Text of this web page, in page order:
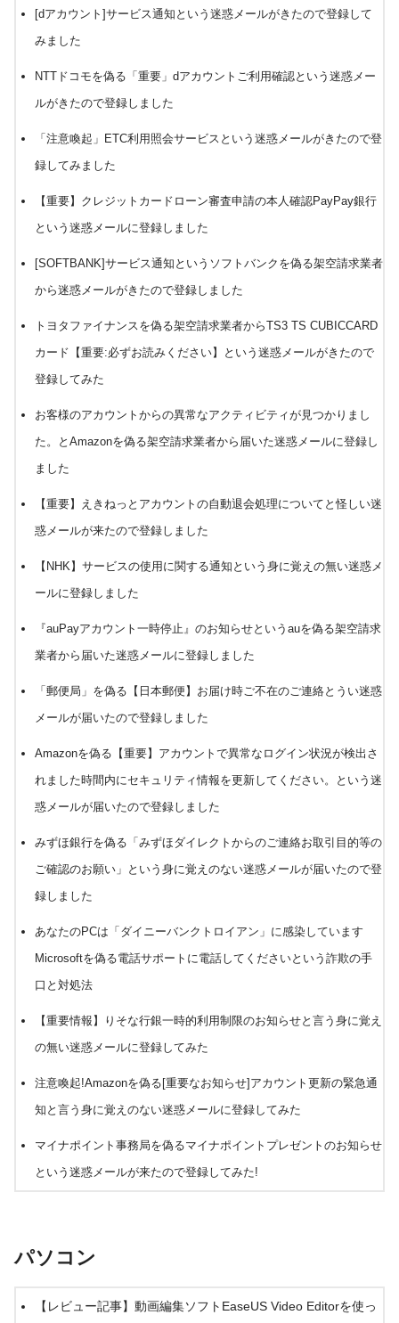
[dアカウント]サービス通知という迷惑メールがきたので登録して
みました
NTTドコモを偽る「重要」dアカウントご利用確認という迷惑メー
ルがきたので登録しました
「注意喚起」ETC利用照会サービスという迷惑メールがきたので登
録してみました
【重要】クレジットカードローン審査申請の本人確認PayPay銀行
という迷惑メールに登録しました
[SOFTBANK]サービス通知というソフトバンクを偽る架空請求業者
から迷惑メールがきたので登録しました
トヨタファイナンスを偽る架空請求業者からTS3 TS CUBICCARD
カード【重要:必ずお読みください】という迷惑メールがきたので
登録してみた
お客様のアカウントからの異常なアクティビティが見つかりまし
た。とAmazonを偽る架空請求業者から届いた迷惑メールに登録し
ました
【重要】えきねっとアカウントの自動退会処理についてと怪しい迷
惑メールが来たので登録しました
【NHK】サービスの使用に関する通知という身に覚えの無い迷惑メ
ールに登録しました
『auPayアカウント一時停止』のお知らせというauを偽る架空請求
業者から届いた迷惑メールに登録しました
「郵便局」を偽る【日本郵便】お届け時ご不在のご連絡とうい迷惑
メールが届いたので登録しました
Amazonを偽る【重要】アカウントで異常なログイン状況が検出さ
れました時間内にセキュリティ情報を更新してください。という迷
惑メールが届いたので登録しました
みずほ銀行を偽る「みずほダイレクトからのご連絡お取引目的等の
ご確認のお願い」という身に覚えのない迷惑メールが届いたので登
録しました
あなたのPCは「ダイニーバンクトロイアン」に感染しています
Microsoftを偽る電話サポートに電話してくださいという詐欺の手
口と対処法
【重要情報】りそな行銀一時的利用制限のお知らせと言う身に覚え
の無い迷惑メールに登録してみた
注意喚起!Amazonを偽る[重要なお知らせ]アカウント更新の緊急通
知と言う身に覚えのない迷惑メールに登録してみた
マイナポイント事務局を偽るマイナポイントプレゼントのお知らせ
という迷惑メールが来たので登録してみた!
パソコン
【レビュー記事】動画編集ソフトEaseUS Video Editorを使っ